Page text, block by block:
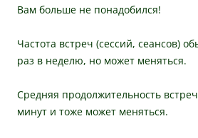
Вам больше не понадобился!
Частота встреч (сессий, сеансов)
раз в неделю, но может меняться.
Средняя продолжительность
минут и тоже может меняться.